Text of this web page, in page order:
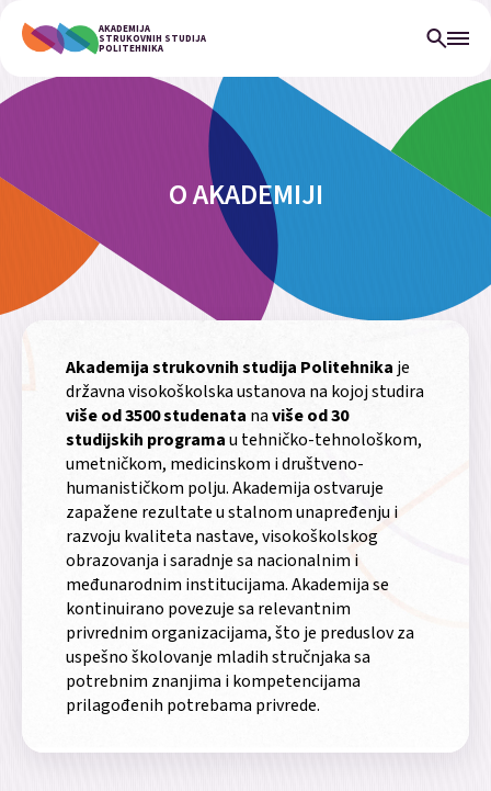
AKADEMIJA
STRUKOVNIH STUDIJA
POLITEHNIKA
O AKADEMIJI
Akademija strukovnih studija Politehnika je
državna visokoškolska ustanova na kojoj studira
više od 3500 studenata naviše od30
studijskih programau tehničko-tehnološkom,
umetničkom, medicinskom i društveno-
humanističkom polju. Akademija ostvaruje
zapažene rezultate u stalnom unapređenju i
razvoju kvaliteta nastave, visokoškolskog
obrazovanja i saradnje sa nacionalnim i
međunarodnim institucijama. Akademija se
kontinuirano povezuje sa relevantnim
privrednim organizacijama, što je preduslov za
uspešno školovanje mladih stručnjaka sa
potrebnim znanjima i kompetencijama
prilagođenih potrebama privrede.